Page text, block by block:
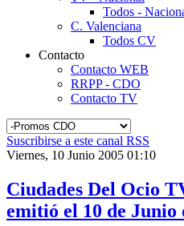
Todos -
C. Valenciana
Todos CV
Contacto
Contacto WEB
RRPP - CDO
Contacto TV
Suscribirse a este canal RSS
Viernes, 10 Junio 2005 01:10
Ciudades Del Ocio
emitió el 10 de Junio